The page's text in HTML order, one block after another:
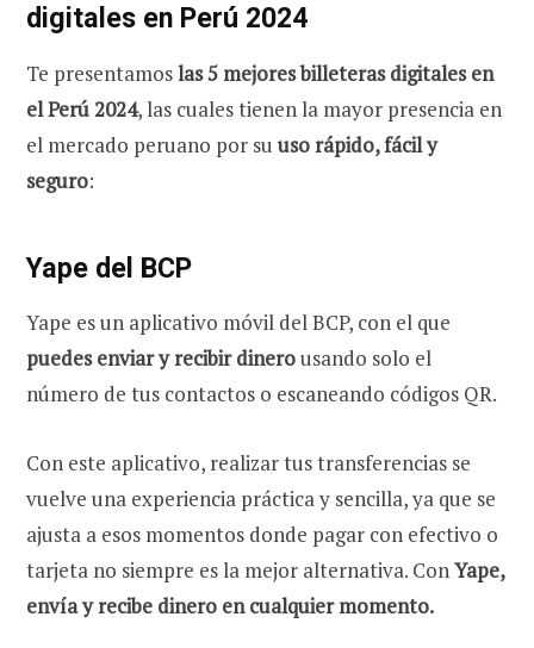
digitales en Perú 2024
Te presentamoslas5 mejores billeteras digitales en
el Perú 2024, las cuales tienen la mayor presencia en
el mercado peruano por su uso rápido, fácil y
seguro:
Yape del BCP
Yape es un aplicativo móvil del BCP, con el que
puedes enviar y recibir dinerousando solo el
número de tus contactos o escaneando códigos QR.
Con este aplicativo, realizar tus transferencias se
vuelve una experiencia práctica y sencilla, ya que se
ajusta a esos momentos donde pagar con efectivo o
tarjeta no siempre es la mejor alternativa. ConYape,
envía y recibe dinero en cualquier momento.